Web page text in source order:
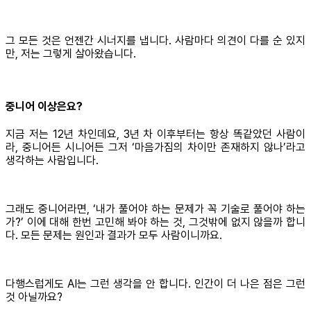
그 모든 것은 언젠간 시너지를 냅니다. 사람마다 의견이 다를 순 있지
만, 저는 그렇게 살아왔습니다.
중니어 이상은요?
지금 저는 12년 차인데요, 3년 차 이후부터는 항상 똑같았던 사람이
라, 중니어든 시니어든 그저 ‘마음가짐의 차이만 존재하지 않나’라고
생각하는 사람입니다.
그래도 중니어라면, ‘내가 풀어야 하는 문제가 꼭 기술로 풀어야 하는
가?’ 이에 대해 한번 고민해 봐야 하는 것, 그것밖에 없지 않을까 합니
다. 모든 문제는 원인과 결과가 모두 사람이니까요.
다행스럽게도 AI는 그런 생각을 안 합니다. 인간이 더 나은 점은 그런
것 아닐까요?